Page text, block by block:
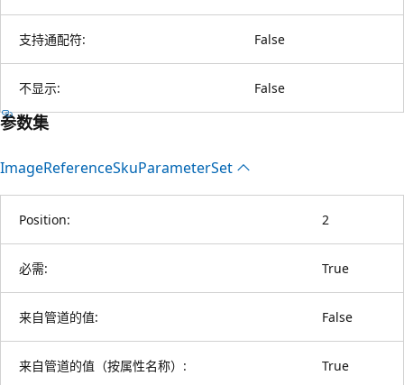
支持通配符: False
不显示: False
参数集
ImageReferenceSkuParameterSet
Position: 2
必需: True
来自管道的值: False
来自管道的值（按属性名称）: True